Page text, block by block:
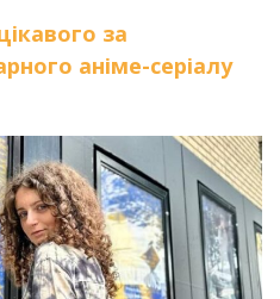
за
аніме-серіалу